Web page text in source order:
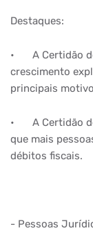
Destaques:
•
A Certidão
crescimento
principais
•
A Certidão
que mais
débitos fiscais.
- Pessoas